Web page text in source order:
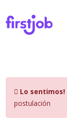
Lo sentimos!
postulación